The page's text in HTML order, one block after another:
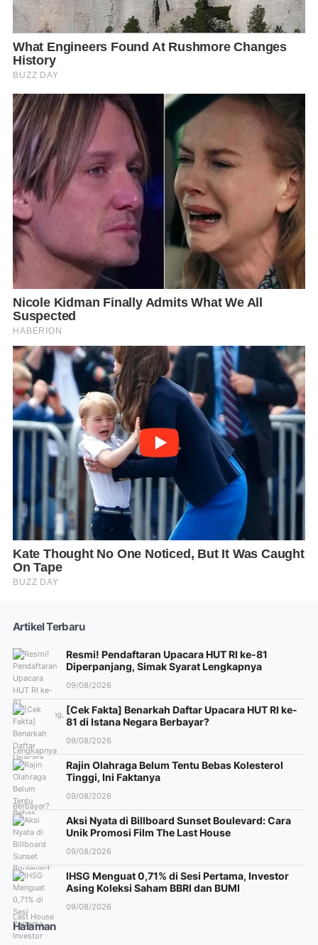
Artikel Terbaru
Resmi! Pendaftaran Upacara HUT RI ke-81
Diperpanjang, Simak Syarat Lengkapnya
09/08/2026
[Cek Fakta] Benarkah Daftar Upacara HUT RI ke-
81 di Istana Negara Berbayar?
09/08/2026
Rajin Olahraga Belum Tentu Bebas Kolesterol
Tinggi, Ini Faktanya
09/08/2026
Aksi Nyata di Billboard Sunset Boulevard: Cara
Unik Promosi Film The Last House
09/08/2026
IHSG Menguat 0,71% di Sesi Pertama, Investor
Asing Koleksi Saham BBRI dan BUMI
09/08/2026
Halaman